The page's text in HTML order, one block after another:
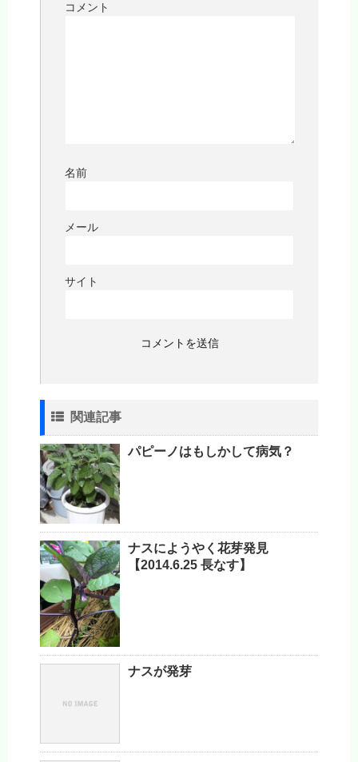
コメント
名前
メール
サイト
関連記事
パピーノはもしかして病気？
ナスにようやく花芽発見
【2014.6.25 長なす】
ナスが発芽